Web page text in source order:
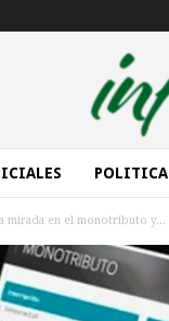
POLITICA
mirada en el monotributo y...